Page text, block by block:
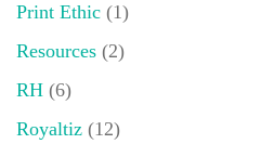
Print Ethic (1)
Resources (2)
RH (6)
Royaltiz (12)